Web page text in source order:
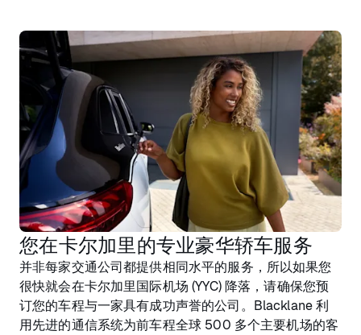
您在卡尔加里的专业豪华轿车服务
并非每家交通公司都提供相同水平的服务，所以如果您
很快就会在卡尔加里国际机场 (YYC) 降落，请确保您预
订您的车程与一家具有成功声誉的公司。Blacklane 利
用先进的通信系统为前车程全球 500 多个主要机场的客